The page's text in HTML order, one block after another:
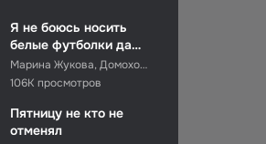
Я не боюсь носить
белые футболки даже
в жаркую погоду.
Покаж...
Марина Жукова, Домохозяйка, Эксперт, Блогер
106K просмотров
Пятницу не кто не
отменял